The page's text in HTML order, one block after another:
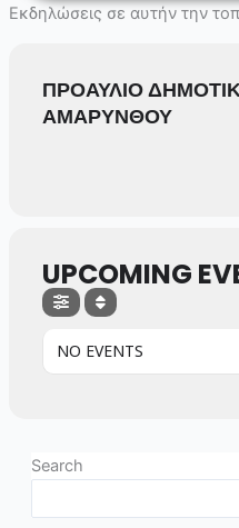
Skip
Εκδηλώσεις σε αυτήν την
ΠΡΟΑΥΛΙΟ
ΑΜΑΡΥΝΘΟΥ
UPCOMING
NO EVENTS
Search